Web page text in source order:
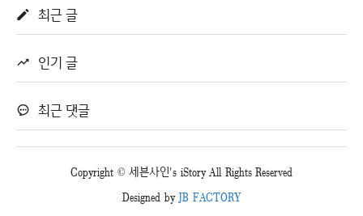
최근 글
인기 글
최근 댓글
Copyright © 세븐사인's iStory All Rights Reserved
Designed by JB FACTORY